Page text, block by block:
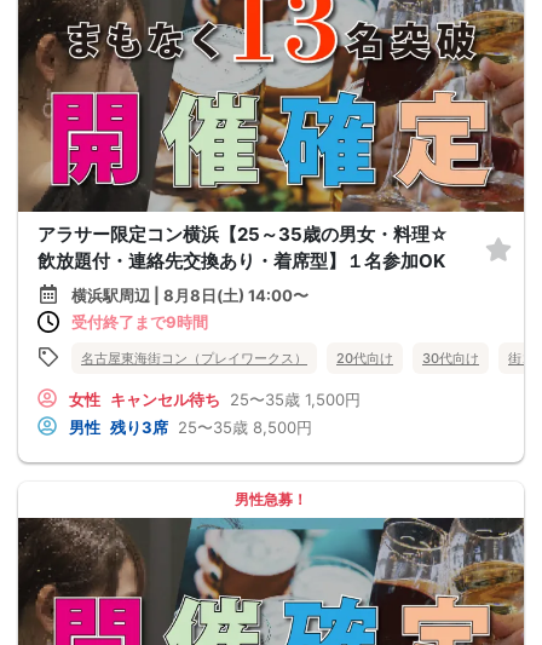
アラサー限定コン横浜【25～35歳の男女・料理☆
飲放題付・連絡先交換あり・着席型】１名参加OK
横浜駅周辺 | 8月8日(土) 14:00〜
受付終了まで9時間
名古屋東海街コン（プレイワークス） 20代向け 30代向け 街コ
女性 キャンセル待ち 25〜35歳 1,500円
男性 残り3席 25〜35歳 8,500円
男性急募！